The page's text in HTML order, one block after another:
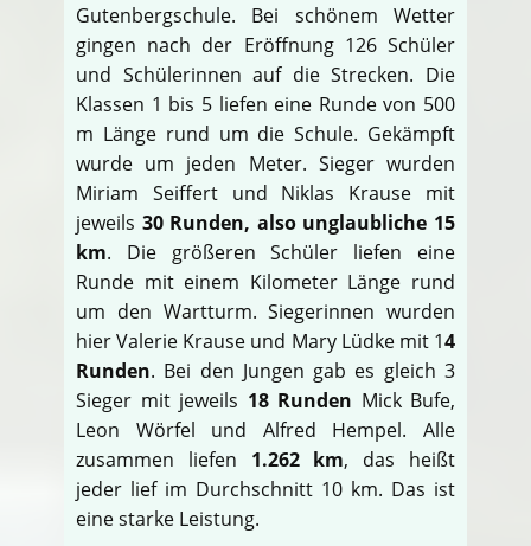
Gutenbergschule. Bei schönem Wetter
gingen nach der Eröffnung 126 Schüler
und Schülerinnen auf die Strecken. Die
Klassen 1 bis 5 liefen eine Runde von 500
m Länge rund um die Schule. Gekämpft
wurde um jeden Meter. Sieger wurden
Miriam Seiffert und Niklas Krause mit
jeweils 30 Runden, also unglaubliche 15
km. Die größeren Schüler liefen eine
Runde mit einem Kilometer Länge rund
um den Wartturm. Siegerinnen wurden
hier Valerie Krause und Mary Lüdke mit 14
Runden. Bei den Jungen gab es gleich 3
Sieger mit jeweils 18 Runden Mick Bufe,
Leon Wörfel und Alfred Hempel. Alle
zusammen liefen 1.262 km, das heißt
jeder lief im Durchschnitt 10 km. Das ist
eine starke Leistung.